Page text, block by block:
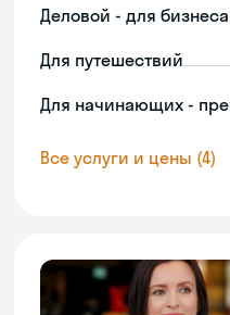
Деловой - для бизнеса
Для путешествий
Для начинающих -
Все услуги и цены (4)